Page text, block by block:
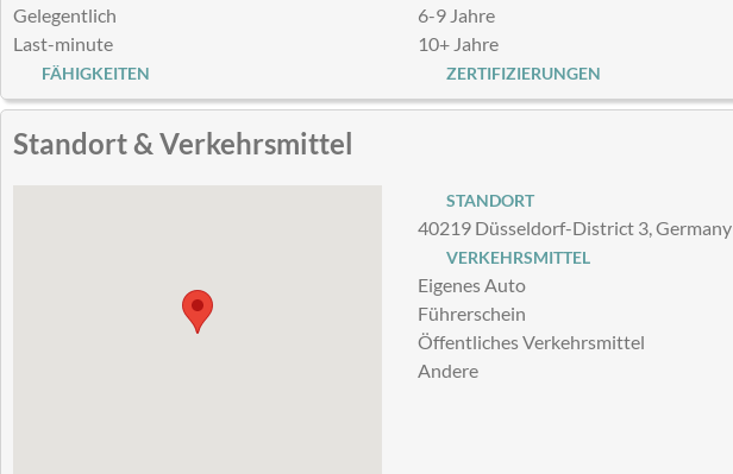
Gelegentlich
Last-minute
6-9 Jahre
10+ Jahre
FÄHIGKEITEN ZERTIFIZIERUNGEN
Standort & Verkehrsmittel
STANDORT
40219 Düsseldorf-District 3, Germany
VERKEHRSMITTEL
Eigenes Auto
Führerschein
Öffentliches Verkehrsmittel
Andere